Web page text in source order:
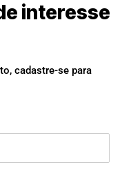
interesse
cadastre-se para